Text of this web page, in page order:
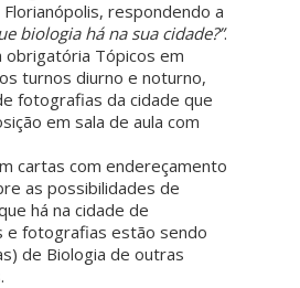
respondendo a
biologia há na sua cidade?”.
obrigatória Tópicos em
turnos diurno e noturno,
fotografias da cidade que
em sala de aula com
cartas com endereçamento
as possibilidades de
há na cidade de
e fotografias estão sendo
de Biologia de outras